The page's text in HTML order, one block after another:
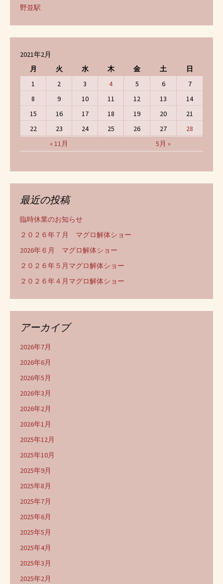
野並駅
2021年2月
月
火 水 木 金 土 日
« 11月 5月 »
1 2 3 4 5 6
7
8
9 10 11 12 13
14
15
16 17 18 19 20
21
22
23 24 25 26 27 28
最近の投稿
臨時休業のお知らせ
２０２６年７月 マグロ解体ショー
2026年６月 マグロ解体ショー
２０２６年５月マグロ解体ショー
２０２６年４月マグロ解体ショー
アーカイブ
2026年7月
2026年6月
2026年5月
2026年3月
2026年2月
2026年1月
2025年12月
2025年10月
2025年9月
2025年8月
2025年7月
2025年6月
2025年5月
2025年4月
2025年3月
2025年2月